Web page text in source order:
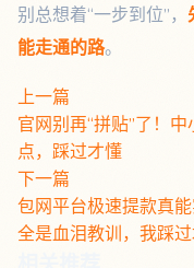
别总想着“一步到位”，
能走通的路。
上一篇
官网别再“拼贴”了！
点，踩过才懂
下一篇
包网平台极速提款真
全是血泪教训，我踩